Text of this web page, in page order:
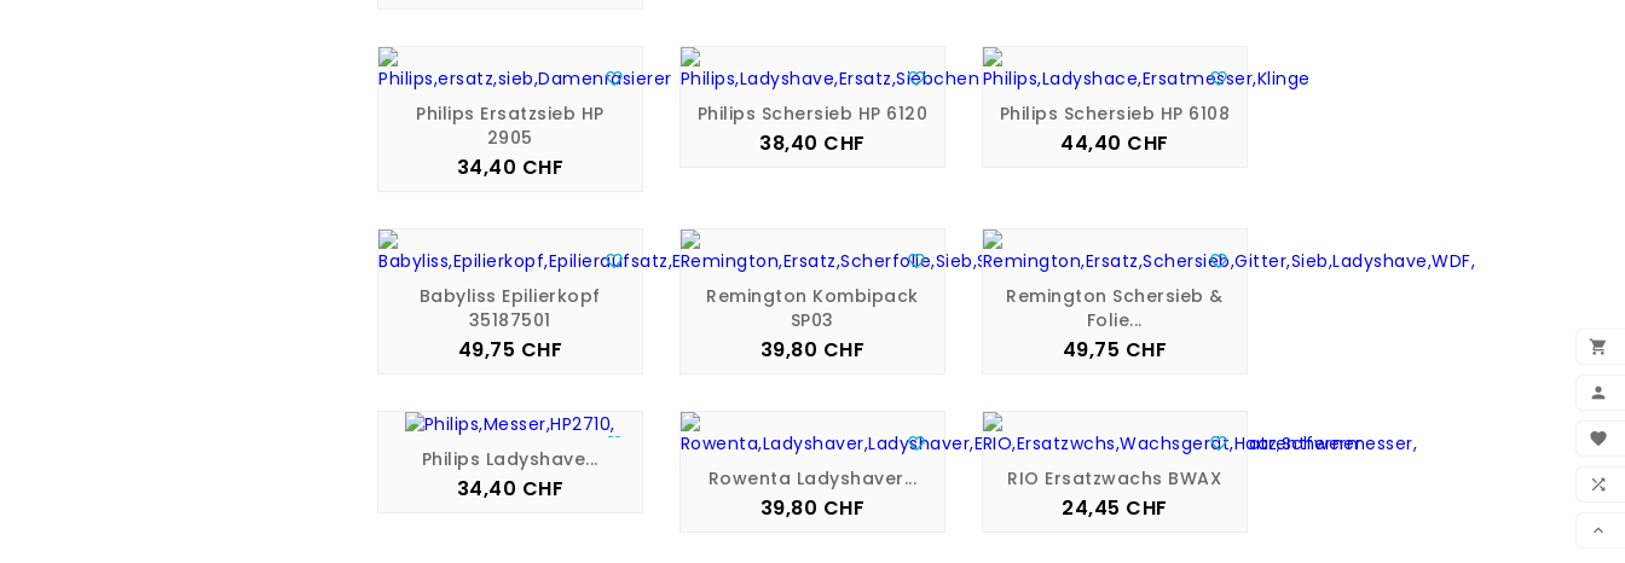






Philips Ersatzsieb HP
2905
Preis
34,40 CHF

Philips Schersieb HP 6120
Preis
38,40 CHF

Philips Schersieb HP 6108
Preis
44,40 CHF

Babyliss Epilierkopf
35187501
Preis
49,75 CHF

Remington Kombipack
SP03
Preis
39,80 CHF

Remington Schersieb &
Folie...
Preis
49,75 CHF

Philips Ladyshave...
Preis
34,40 CHF

Rowenta Ladyshaver...
Preis
39,80 CHF

RIO Ersatzwachs BWAX
Preis
24,45 CHF